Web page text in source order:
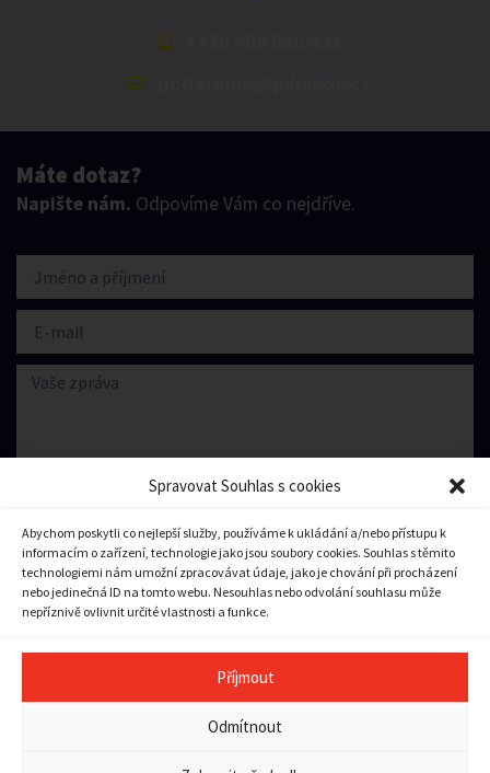
Spravovat Souhlas s cookies
Abychom poskytli co nejlepší služby, používáme k ukládání a/nebo přístupu k
informacím o zařízení, technologie jako jsou soubory cookies. Souhlas s těmito
technologiemi nám umožní zpracovávat údaje, jako je chování při procházení
nebo jedinečná ID na tomto webu. Nesouhlas nebo odvolání souhlasu může
nepříznivě ovlivnit určité vlastnosti a funkce.
Příjmout
Odmítnout
Máte dotaz?
Napište nám. Odpovíme Vám co nejdříve.
Souhlasím se zpracováníosobních údajů.
Odeslat zprávu
Copyright © 2023 město Pilníkov
přístupnosti a použitelnosti